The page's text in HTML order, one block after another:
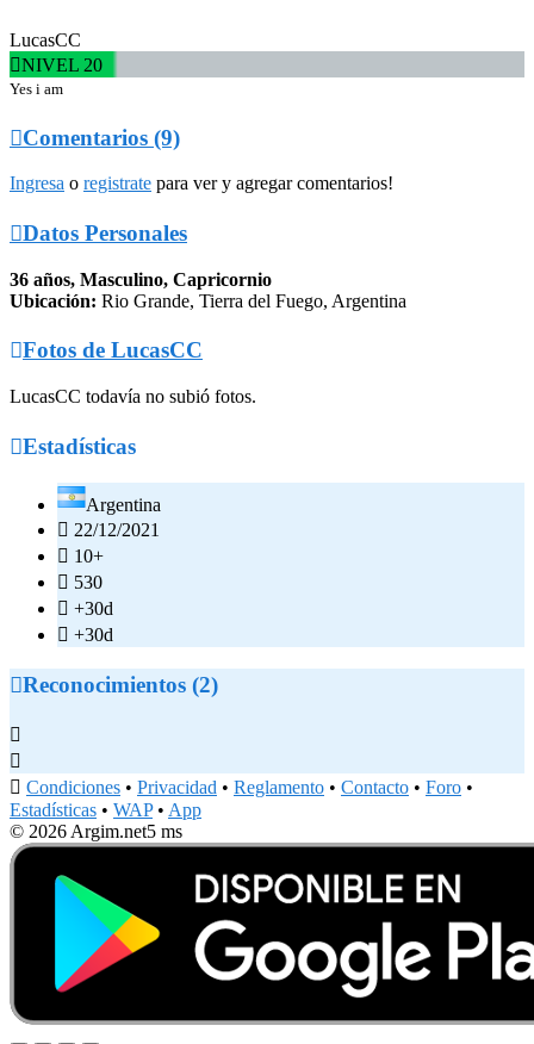
LucasCC
NIVEL 20
Yes i am
Comentarios (9)
Ingresa o registrate para ver y agregar comentarios!
Datos Personales
36 años, Masculino, Capricornio
Ubicación: Rio Grande, Tierra del Fuego, Argentina
Fotos de LucasCC
LucasCC todavía no subió fotos.
Estadísticas
Argentina
 22/12/2021
 10+
 530
 +30d
 +30d
Reconocimientos (2)


 Condiciones • Privacidad • Reglamento • Contacto • Foro •
Estadísticas • WAP• App
© 2026 Argim.net5 ms